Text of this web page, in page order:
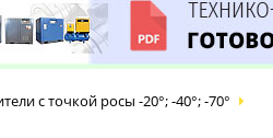
с точкой росы -20°; -40°; -70°